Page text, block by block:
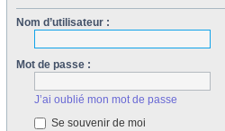
Nom d’utilisateur :
Mot de passe :
J’ai oublié mon mot de passe
Se souvenir de moi